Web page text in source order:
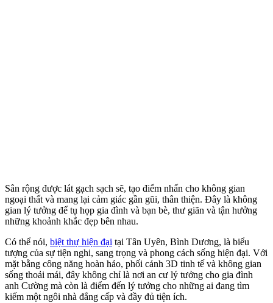
Sân rộng được lát gạch sạch sẽ, tạo điểm nhấn cho không gian
ngoại thất và mang lại cảm giác gần gũi, thân thiện. Đây là không
gian lý tưởng để tụ họp gia đình và bạn bè, thư giãn và tận hưởng
những khoảnh khắc đẹp bên nhau.
Có thể nói, biệt thự hiện đại tại Tân Uyên, Bình Dương, là biểu
tượng của sự tiện nghi, sang trọng và phong cách sống hiện đại. Với
mặt bằng công năng hoàn hảo, phối cảnh 3D tinh tế và không gian
sống thoải mái, đây không chỉ là nơi an cư lý tưởng cho gia đình
anh Cường mà còn là điểm đến lý tưởng cho những ai đang tìm
kiếm một ngôi nhà đẳng cấp và đầy đủ tiện ích.